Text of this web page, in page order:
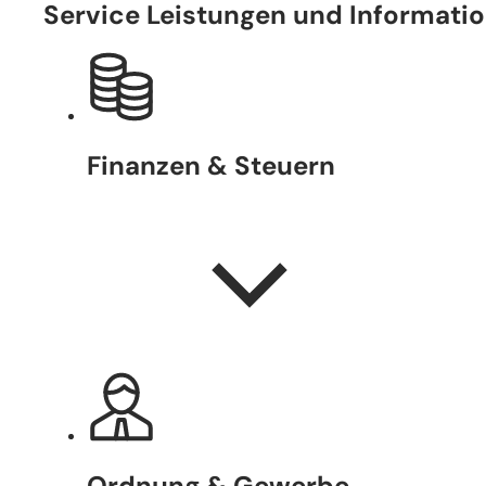
Service Leistungen und
Finanzen & Steuern